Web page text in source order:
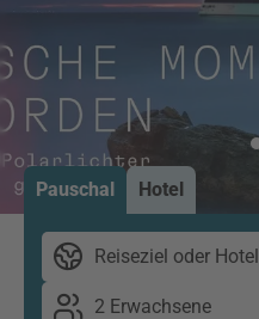
Pauschal Hotel
Reiseziel oder Hotel
2 Erwachsene